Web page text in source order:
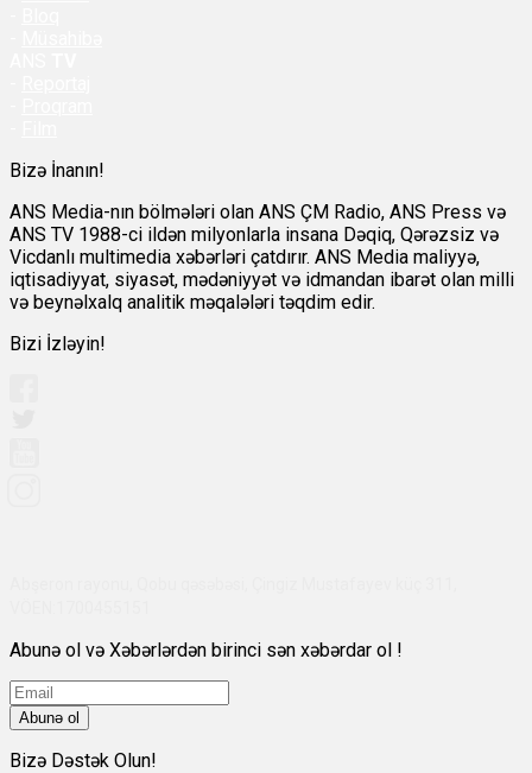
Bizə İnanın!
ANS Media-nın bölmələri olan ANS ÇM Radio, ANS Press və
ANS TV 1988-ci ildən milyonlarla insana Dəqiq, Qərəzsiz və
Vicdanlı multimedia xəbərləri çatdırır. ANS Media maliyyə,
iqtisadiyyat, siyasət, mədəniyyət və idmandan ibarət olan milli
və beynəlxalq analitik məqalələri təqdim edir.
Bizi İzləyin!
Abunə ol və Xəbərlərdən birinci sən xəbərdar ol !
Abunə ol
Bizə Dəstək Olun!